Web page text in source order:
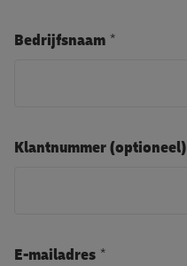
Bedrijfsnaam
Klantnummer (optioneel)
E-mailadres